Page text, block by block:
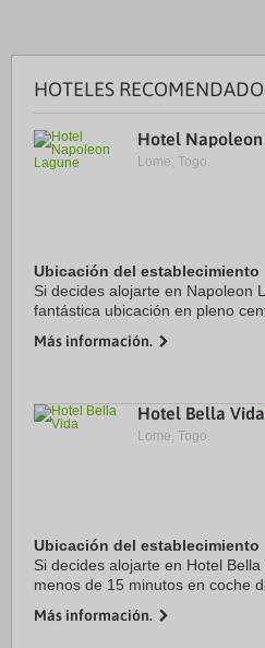
HOTELES
Hotel Napoleon
Lome, Togo.
Ubicación del establecimiento
Si decides alojarte en Napoleon
fantástica ubicación en pleno
Además, este hotel se encuentra
Más información.
Hotel Bella Vida
Lome, Togo.
Ubicación del establecimiento
Si decides alojarte en Hotel
menos de 15 minutos en coche
6,3 km de Playa de Lome y a ...
Más información.